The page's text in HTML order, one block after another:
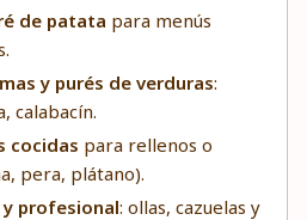
de patata para menús
y purés de verduras:
calabacín.
cocidas para rellenos o
pera, plátano).
profesional: ollas, cazuelas y